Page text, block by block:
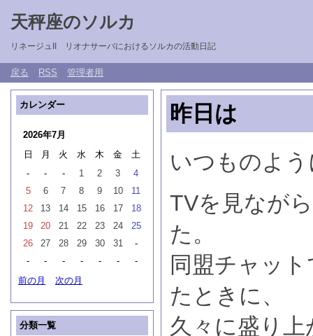
天秤座のソルカ
リネージュII リオナサーバにおけるソルカの活動日記
戻る RSS 管理者用
昨日は
いつものよ
TVを見なが
た。
同盟チャッ
たときに、
久々に盛り
カレンダー
2026年7月
日
月 火 水 木 金
土
-
- - 1 2 3
4
5
6 7 8 9 10
11
12
13 14 15 16 17
18
19
20 21 22 23 24
25
26
27 28 29 30 31
-
-
- - - - -
-
前の月
次の月
分類一覧